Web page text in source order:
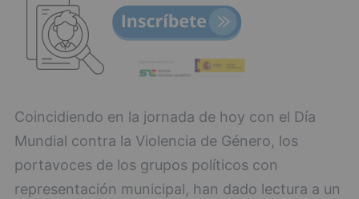
Coincidiendo en la jornada de hoy con el Día
Mundial contra la Violencia de Género, los
portavoces de los grupos políticos con
representación municipal, han dado lectura a un